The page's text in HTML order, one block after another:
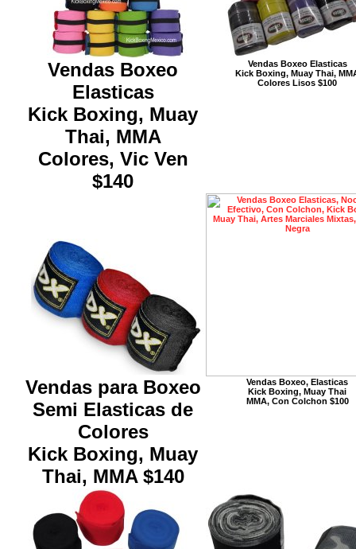
Vendas Boxeo
Elasticas
Kick Boxing, Muay
Thai, MMA
Colores, Vic Ven
$140
Vendas Boxeo Elasticas
Kick Boxing, Muay Thai,
Colores Lisos $100
Vendas para Boxeo
Semi Elasticas de
Colores
Kick Boxing, Muay
Thai, MMA $140
Vendas Boxeo, Elasticas
Kick Boxing, Muay Thai
MMA, Con Colchon $100